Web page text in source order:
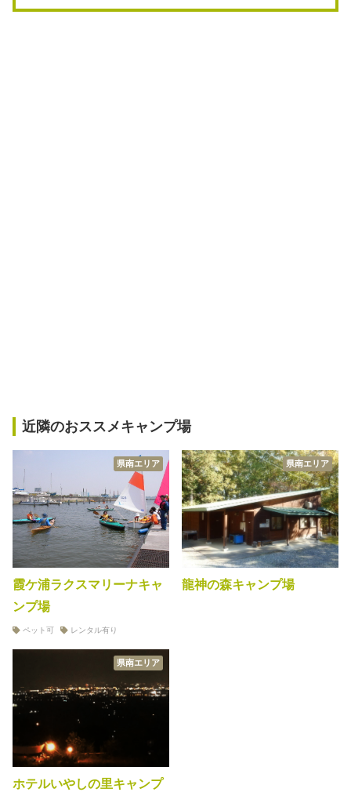
近隣のおススメキャンプ場
県南エリア
霞ケ浦ラクスマリーナキャ
ンプ場
ペット可 レンタル有り
県南エリア
龍神の森キャンプ場
県南エリア
ホテルいやしの里キャンプ